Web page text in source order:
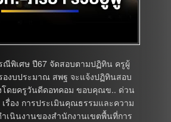
ณีพิเศษ ปี67 จัดสอบตามปฏิทิน ครูผู้
องบประมาณ สพฐ จะแจ้งปฏิทินสอบ
งโดยครูวันดีดอทคอม ขอบคุณข.. ด่วน
รื่อง การประเมินคุณธรรมและความ
เนินงานของสำนักงานเขตพื้นที่การ